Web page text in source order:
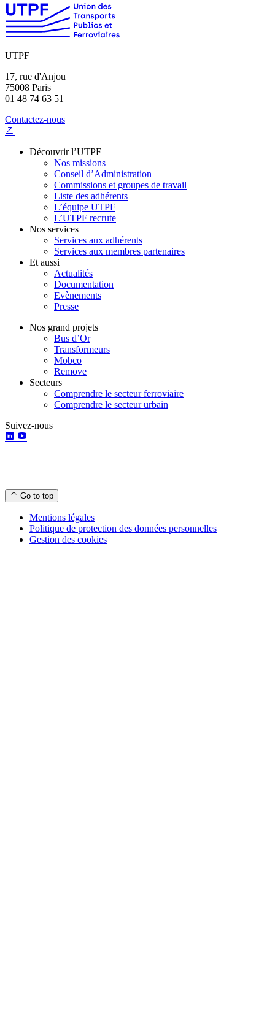
UTPF
17, rue d'Anjou
75008 Paris
01 48 74 63 51
Contactez-nous
Découvrir l’UTPF
Nos missions
Conseil d’Administration
Commissions et groupes de travail
Liste des adhérents
L’équipe UTPF
L’UTPF recrute
Nos services
Services aux adhérents
Services aux membres partenaires
Et aussi
Actualités
Documentation
Evènements
Presse
Nos grand projets
Bus d’Or
Transformeurs
Mobco
Remove
Secteurs
Comprendre le secteur ferroviaire
Comprendre le secteur urbain
Suivez-nous
Go to top
Mentions légales
Politique de protection des données personnelles
Gestion des cookies